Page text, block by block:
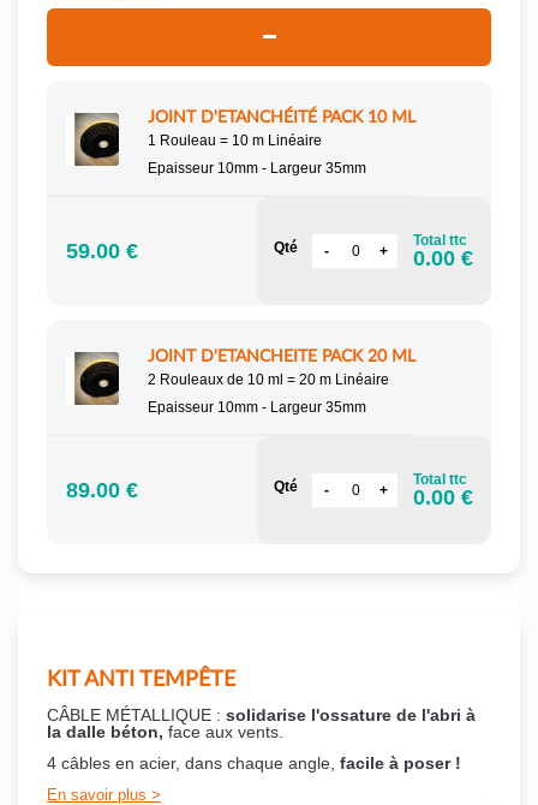
JOINT D'ETANCHÉITÉ PACK 10 ML
1 Rouleau = 10 m Linéaire
Epaisseur 10mm - Largeur 35mm
59.00 € Qté Total ttc
0.00 €
JOINT D'ETANCHEITE PACK 20 ML
2 Rouleaux de 10 ml = 20 m Linéaire
Epaisseur 10mm - Largeur 35mm
89.00 € Qté Total ttc
0.00 €
KIT ANTI TEMPÊTE
CÂBLE MÉTALLIQUE : solidarise l'ossature de l'abri à
la dalle béton, face aux vents.
4 câbles en acier, dans chaque angle, facile à poser !
En savoir plus